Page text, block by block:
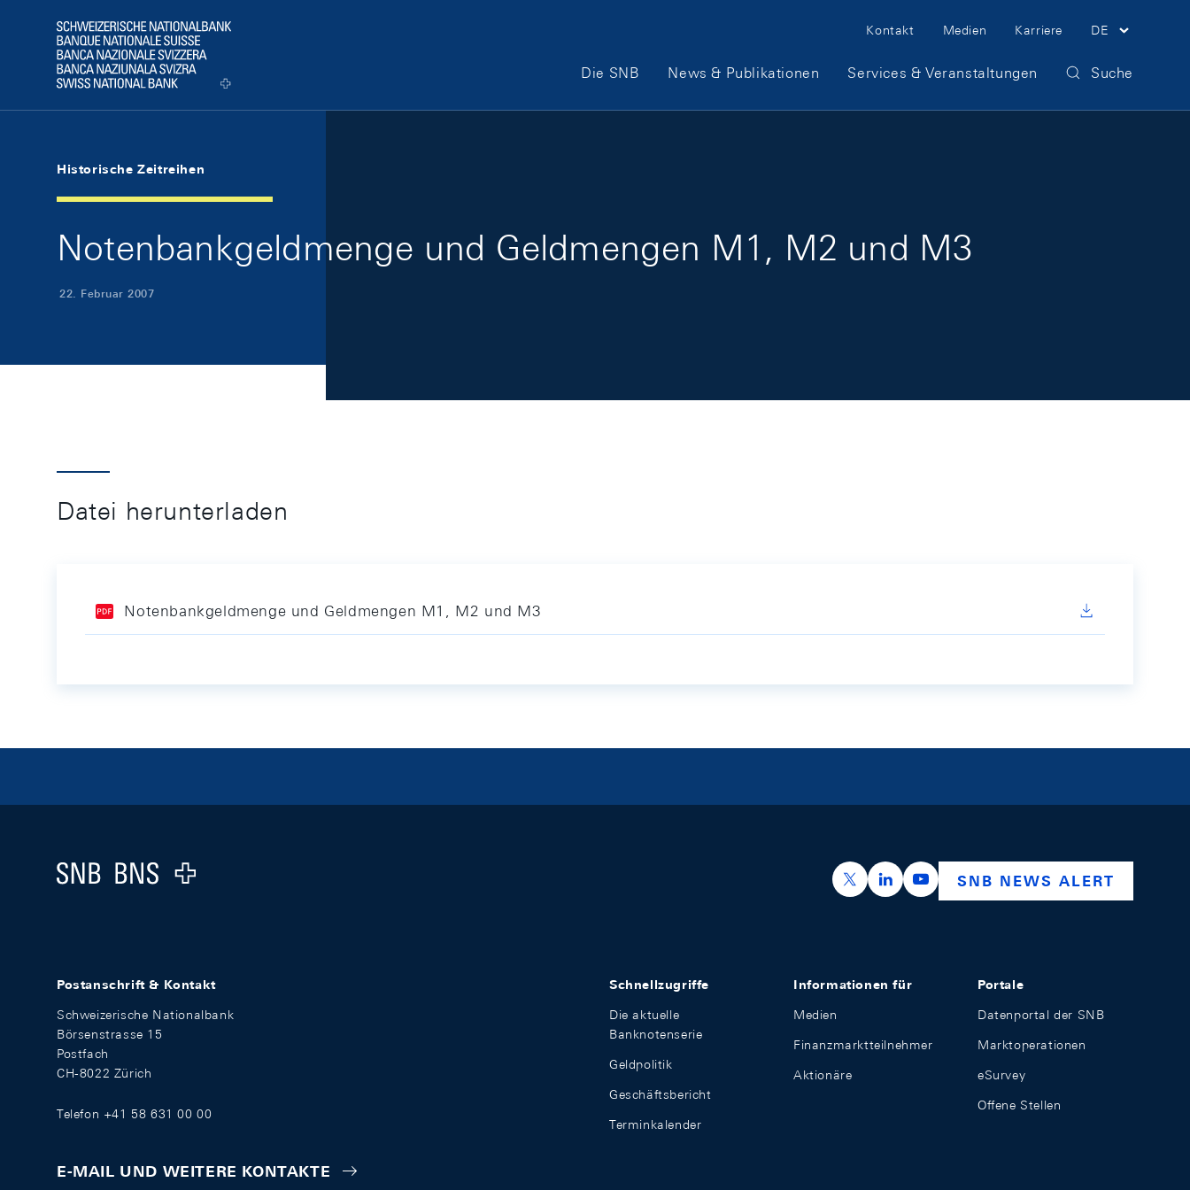
Logo
Meta Navigation
Kontakt Medien Karriere DE
Hauptnavigation
Die SNB News & Publikationen Services & Veranstaltungen Suche
Historische Zeitreihen
Notenbankgeldmenge und Geldmengen M1, M2 und M3
22. Februar 2007
Datei herunterladen
Notenbankgeldmenge und Geldmengen M1, M2 und M3
Logo
https://x.com/snb_bns
https://ch.linkedin.com/company/swiss-
https://www.youtube.com/
SNB NEWS ALERT
Postanschrift & Kontakt
Schweizerische Nationalbank
Börsenstrasse 15
Postfach
CH-8022 Zürich
Telefon +41 58 631 00 00
E-MAIL UND WEITERE KONTAKTE
Schnellzugriffe
Die aktuelle
Banknotenserie
Geldpolitik
Geschäftsbericht
Terminkalender
Informationen für
Medien
Finanzmarktteilnehmer
Aktionäre
Portale
Datenportal der SNB
Marktoperationen
eSurvey
Offene Stellen